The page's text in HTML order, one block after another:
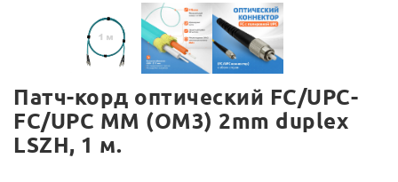
Патч-корд оптический FC/UPC-
FC/UPC MM (OM3) 2mm duplex
LSZH, 1 м.